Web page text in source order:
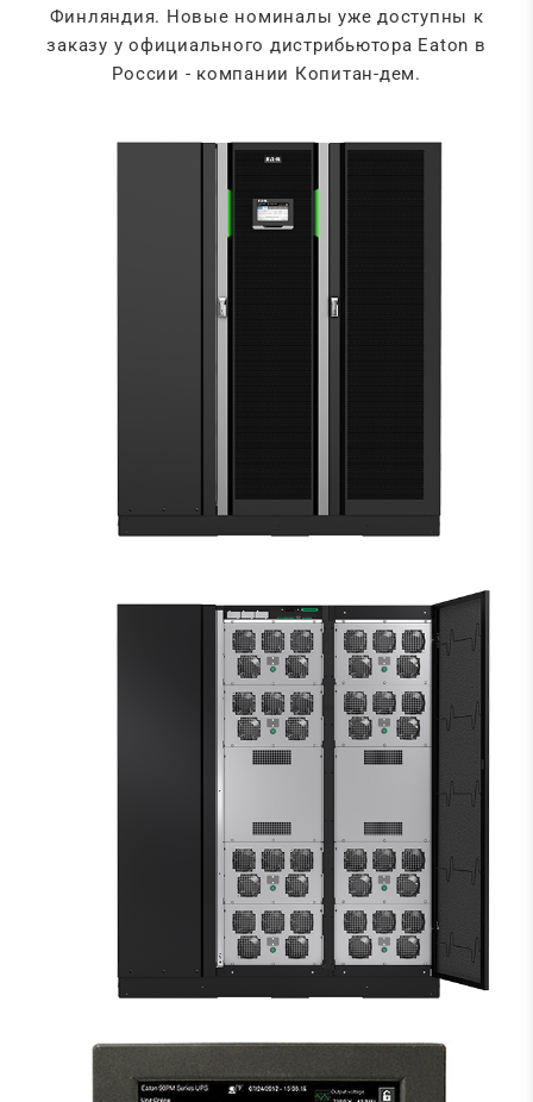
Финляндия. Новые номиналы уже доступны к
заказу у официального дистрибьютора Eaton в
России - компании Копитан-дем.